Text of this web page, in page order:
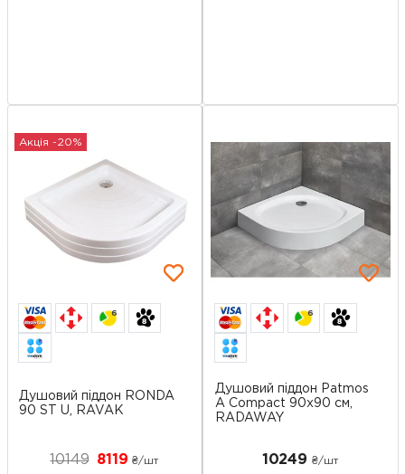
Акція -20%
6
Душовий піддон RONDA
90 ST U, RAVAK
10149 8119₴/шт
6
Душовий піддон Patmos
A Compact 90x90 см,
RADAWAY
10249 ₴/шт